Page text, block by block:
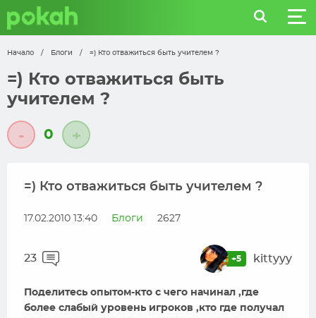
Начало / Блоги / =) Кто отважиться быть учителем ?
=) Кто отважиться быть
учителем ?
- 0 +
=) Кто отважиться быть учителем ?
17.02.2010 13:40 Блоги 2627
23 +5 kittyyy
Поделитесь опытом-кто с чего начинал ,где
более слабый уровень игроков ,кто где получал